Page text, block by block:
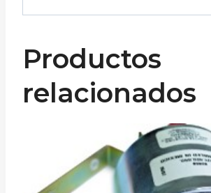
Productos
relacionados